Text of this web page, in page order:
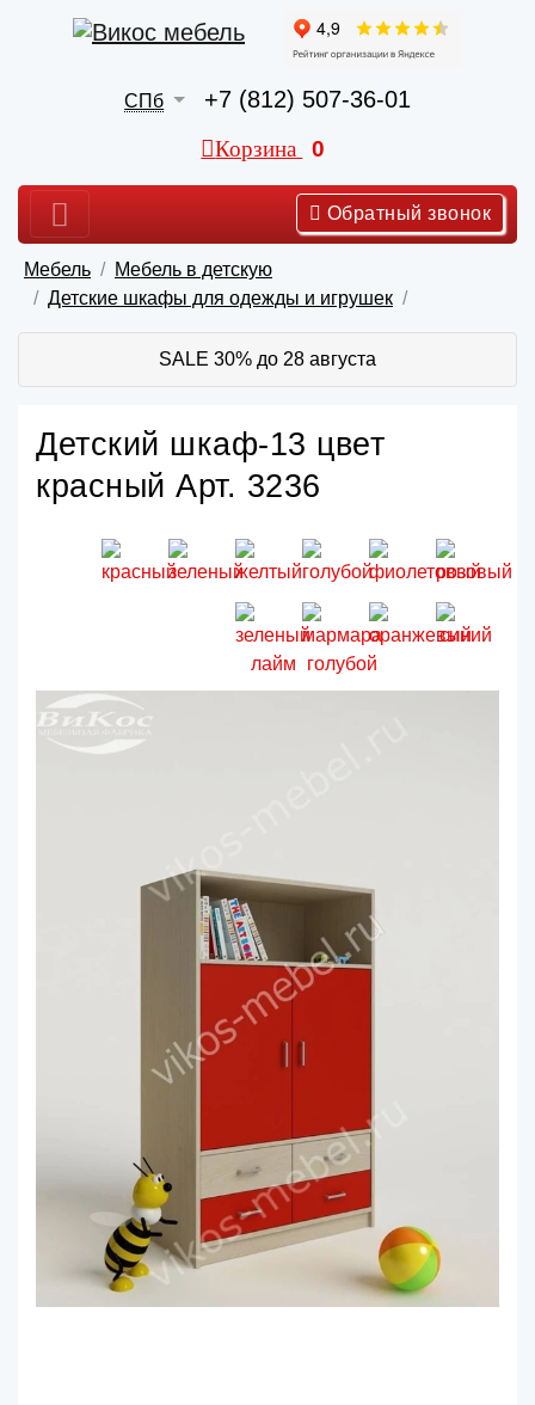
СПб +7 (812) 507-36-01
Корзина 0
Обратный звонок
Мебель
Мебель в детскую
Детские шкафы для одежды и игрушек
SALE 30% до 28 августа
Детский шкаф-13 цвет
красный Арт. 3236